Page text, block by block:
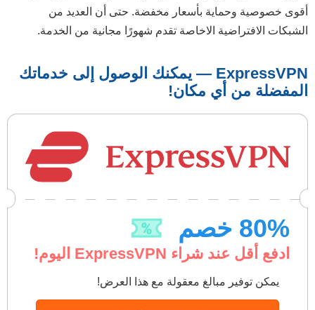
أقوى خصوصية وحماية بأسعار مخفضة. حتى أن العديد من
الشبكات الافتراضية الاخاصة تقدم شهورًا مجانية من الخدمة.
ExpressVPN — يمكنك الوصول إلى خدماتك
المفضلة من أي مكان!
80% خصم
ادفع أقل عند شراء ExpressVPN اليوم!
يمكن توفير مبالغ معقولة مع هذا العرض!